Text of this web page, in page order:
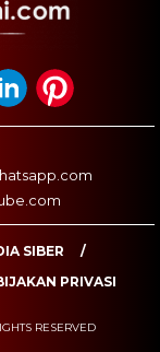
SIBER
PRIVASI
RESERVED